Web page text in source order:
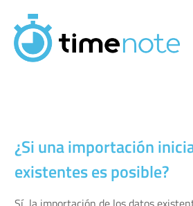
¿Si una importación
existentes es posible?